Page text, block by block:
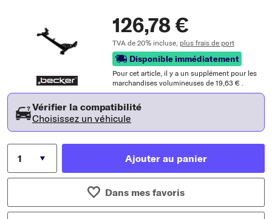
126,78 €
TVA de 20% incluse, plus frais de port
Disponible immédiatement
Pour cet article, il y a un supplément pour les
marchandises volumineuses de 19,63 € .
Vérifier la compatibilité
Choisissez un véhicule
Ajouter au panier
Dans mes favoris